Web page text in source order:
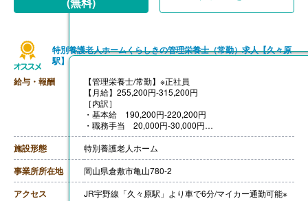
特別養護老人ホームくらしきの管理栄養士（常勤）求人【久々原
駅】
給与・報酬
【管理栄養士/常勤】※正社員
【月給】255,200円-315,200円
［内訳］
・基本給 190,200円-220,200円
・職務手当 20,000円-30,000円
・資格手当 10,000円
・処遇改善手当 5,000円
・業務手当 30,000円-50,000円
［その他手当］
・早出手当 1,500円/回
・遅出手当 1,000円/回
施設形態 特別養護老人ホーム
事業所所在地 岡山県倉敷市亀山780-2
アクセス
JR宇野線「久々原駅」より車で6分/マイカー通勤可能※